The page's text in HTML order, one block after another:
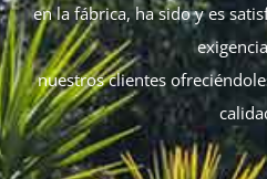
en la fábrica, ha sido y es
nuestros clientes